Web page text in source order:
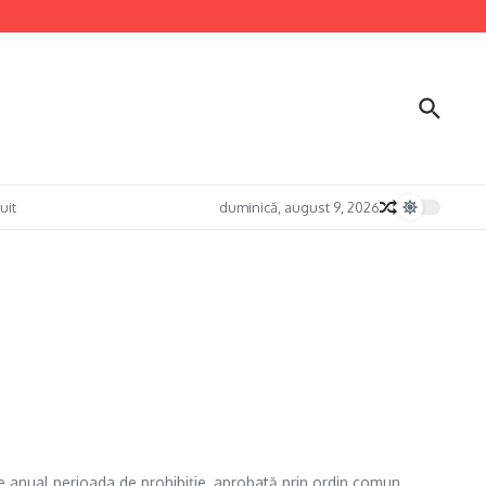
duminică, august 9, 2026
anual perioada de prohibiție, aprobată prin ordin comun